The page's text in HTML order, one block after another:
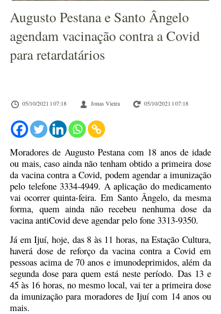
Augusto Pestana e Santo Ângelo
agendam vacinação contra a Covid
para retardatários
05/10/2021 l 07:18 Jonas Vieira 05/10/2021 l 07:18
Moradores de Augusto Pestana com 18 anos de idade
ou mais, caso ainda não tenham obtido a primeira dose
da vacina contra a Covid, podem agendar a imunização
pelo telefone 3334-4949. A aplicação do medicamento
vai ocorrer quinta-feira. Em Santo Ângelo, da mesma
forma, quem ainda não recebeu nenhuma dose da
vacina antiCovid deve agendar pelo fone 3313-9350.
Já em Ijuí, hoje, das 8 às 11 horas, na Estação Cultura,
haverá dose de reforço da vacina contra a Covid em
pessoas acima de 70 anos e imunodeprimidos, além da
segunda dose para quem está neste período. Das 13 e
45 às 16 horas, no mesmo local, vai ter a primeira dose
da imunização para moradores de Ijuí com 14 anos ou
mais.